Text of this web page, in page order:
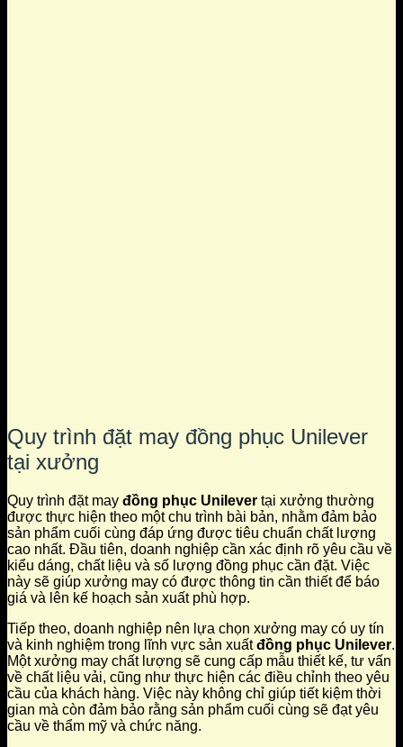
Quy trình đặt may đồng phục Unilever
tại xưởng
Quy trình đặt may đồng phục Unilever tại xưởng thường
được thực hiện theo một chu trình bài bản, nhằm đảm bảo
sản phẩm cuối cùng đáp ứng được tiêu chuẩn chất lượng
cao nhất. Đầu tiên, doanh nghiệp cần xác định rõ yêu cầu về
kiểu dáng, chất liệu và số lượng đồng phục cần đặt. Việc
này sẽ giúp xưởng may có được thông tin cần thiết để báo
giá và lên kế hoạch sản xuất phù hợp.
Tiếp theo, doanh nghiệp nên lựa chọn xưởng may có uy tín
và kinh nghiệm trong lĩnh vực sản xuấtđồng phục Unilever.
Một xưởng may chất lượng sẽ cung cấp mẫu thiết kế, tư vấn
về chất liệu vải, cũng như thực hiện các điều chỉnh theo yêu
cầu của khách hàng. Việc này không chỉ giúp tiết kiệm thời
gian mà còn đảm bảo rằng sản phẩm cuối cùng sẽ đạt yêu
cầu về thẩm mỹ và chức năng.